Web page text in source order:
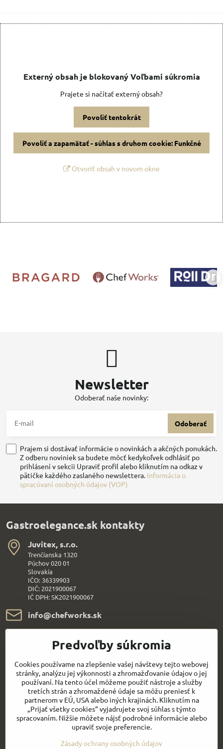
Externý obsah je blokovaný Voľbami súkromia
Prajete si načítať externý obsah?
Povoliť tentokrát
Povoliť a zapamätať - súhlas s druhom cookie: Funkčné
Otvoriť obsah v novom okne
Newsletter
Odoberať naše novinky:
Odoberať
Prajem si dostávať informácie o novinkách a akčných ponukách.
Z odberu noviniek sa budete môcť kedykoľvek odhlásiť po
prihlásení v sekcii Upraviť profil alebo kliknutím na odkaz v
pätičke každého zaslaného newslettera. Informácia o
spracúvaní osobných údajov (VOP)
Gastroelegance.sk kontakty
Juvitex, s​.r​.o​.
Trenčianska 1320
Púchov 020 01
Slovakia
IČO: 36339903
DIČ: 2021900067
IČ DPH: SK2021900067
info​@chefworks​.sk
Všetko k nákupu
Sledujte naše novinky aj na sieťach:
Facebook Youtube
Predvoľby súkromia
Cookies používame na zlepšenie vašej návštevy tejto webovej
stránky, analýzu jej výkonnosti a zhromažďovanie údajov o jej
používaní. Na tento účel môžeme použiť nástroje a služby
tretích strán a zhromaždené údaje sa môžu preniesť k
partnerom v EÚ, USA alebo iných krajinách. Kliknutím na
„Prijať všetky cookies“ vyjadrujete svoj súhlas s týmto
spracovaním. Nižšie môžete nájsť podrobné informácie alebo
upraviť svoje preferencie.
Zásady ochrany osobných údajov